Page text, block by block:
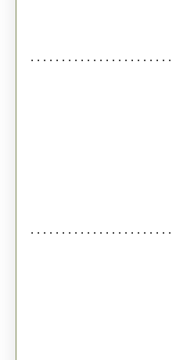
. . . . . . . . . . . . . . . . . . . . . . .
. . . . . . . . . . . . . . . . . . . . . . .